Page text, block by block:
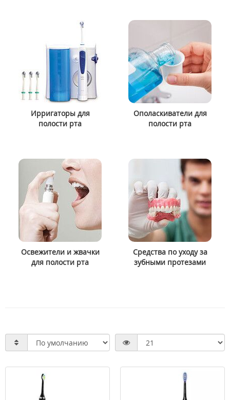
Ирригаторы для
полости рта
Ополаскиватели для
полости рта
Освежители и жвачки
для полости рта
Средства по уходу за
зубными протезами